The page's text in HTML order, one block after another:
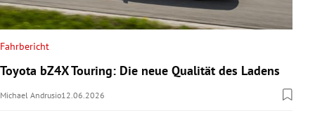
Fahrbericht
Toyota bZ4X Touring: Die neue Qualität des Ladens
Michael Andrusio12.06.2026